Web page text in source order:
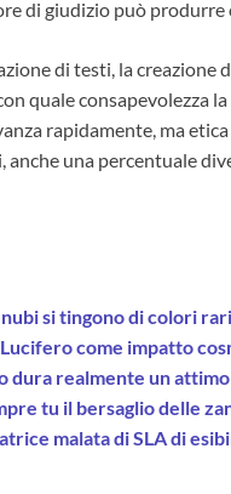
di giudizio può produrre
di testi, la creazione
quale consapevolezza
rapidamente, ma
una percentuale
si tingono di colori
come impatto
dura realmente un attimo
tu il bersaglio delle
malata di SLA di